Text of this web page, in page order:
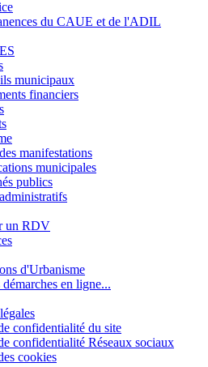
du CAUE et de l'ADIL
municipaux
financiers
manifestations
municipales
publics
un RDV
d'Urbanisme
démarches en ligne...
confidentialité du site
confidentialité Réseaux sociaux
cookies